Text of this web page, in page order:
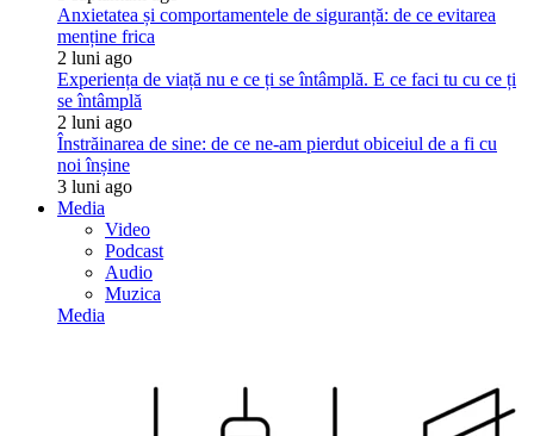
Anxietatea și comportamentele de siguranță: de ce evitarea
menține frica
2 luni ago
Experiența de viață nu e ce ți se întâmplă. E ce faci tu cu ce ți
se întâmplă
2 luni ago
Înstrăinarea de sine: de ce ne-am pierdut obiceiul de a fi cu
noi înșine
3 luni ago
Media
Video
Podcast
Audio
Muzica
Media